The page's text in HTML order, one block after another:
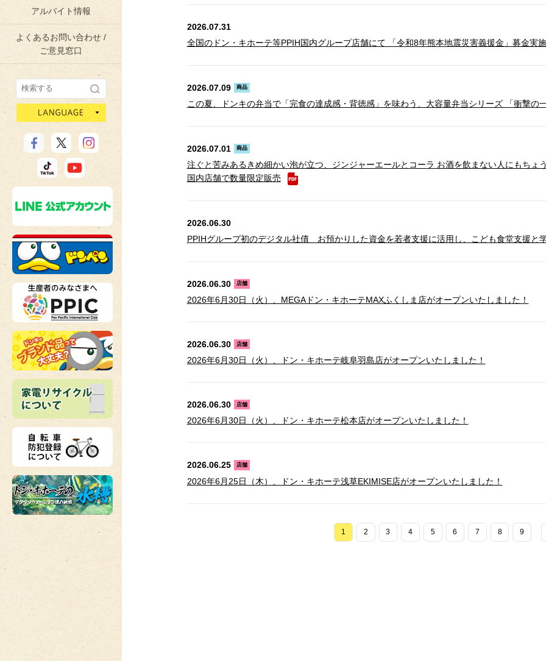
アルバイト情報
よくあるお問い合わせ /
ご意見窓口
2026.07.31
全国のドン・キホーテ等PPIH国内グループ店舗にて 「令和8年熊本地震災害義援金」募金実施
2026.07.09 商品
この夏、ドンキの弁当で「完食の達成感・背徳感」を味わう、大容量弁当シリーズ 「衝撃の
2026.07.01 商品
注ぐと苦みあるきめ細かい泡が立つ、ジンジャーエールとコーラ お酒を飲まない人にもちょ
国内店舗で数量限定販売
2026.06.30
PPIHグループ初のデジタル社債 お預かりした資金を若者支援に活用し、こども食堂支援と
2026.06.30 店舗
2026年6月30日（火）、MEGAドン・キホーテMAXふくしま店がオープンいたしました！
2026.06.30 店舗
2026年6月30日（火）、ドン・キホーテ岐阜羽島店がオープンいたしました！
2026.06.30 店舗
2026年6月30日（火）、ドン・キホーテ松本店がオープンいたしました！
2026.06.25 店舗
2026年6月25日（木）、ドン・キホーテ浅草EKIMISE店がオープンいたしました！
1 2 3 4 5 6 7 8 9